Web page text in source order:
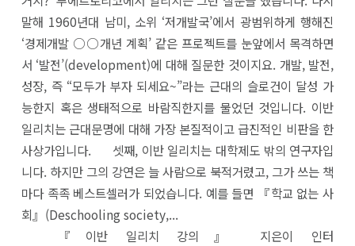
말해 1960년대 남미, 소위 ‘저개발국’에서 광범위하게 행해진
‘경제개발 ○○개년 계획’ 같은 프로젝트를 눈앞에서 목격하면
서 ‘발전’(development)에 대해 질문한 것이지요. 개발, 발전,
성장, 즉 “모두가 부자 되세요~”라는 근대의 슬로건이 달성 가
능한지 혹은 생태적으로 바람직한지를 물었던 것입니다. 이반
일리치는 근대문명에 대해 가장 본질적이고 급진적인 비판을 한
사상가입니다. 셋째, 이반 일리치는 대학제도 밖의 연구자입
니다. 하지만 그의 강연은 늘 사람으로 북적거렸고, 그가 쓰는 책
마다 족족 베스트셀러가 되었습니다. 예를 들면 『학교 없는 사
회』(Deschooling society,...
『이반 일리치 강의』 지은이 인터